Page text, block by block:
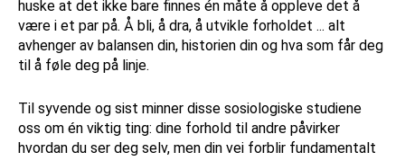
huske at det ikke bare finnes én måte å oppleve det å
være i et par på. Å bli, å dra, å utvikle forholdet ... alt
avhenger av balansen din, historien din og hva som får deg
til å føle deg på linje.
Til syvende og sist minner disse sosiologiske studiene
oss om én viktig ting: dine forhold til andre påvirker
hvordan du ser deg selv, men din vei forblir fundamentalt